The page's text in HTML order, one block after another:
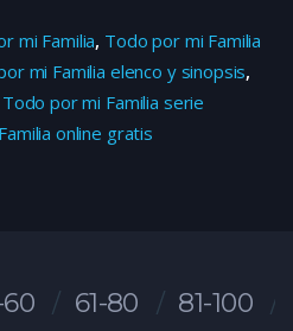
mi Familia, Todo por mi Familia
mi Familia elenco y sinopsis,
Todo por mi Familia serie
online gratis
60 61-80 81-100